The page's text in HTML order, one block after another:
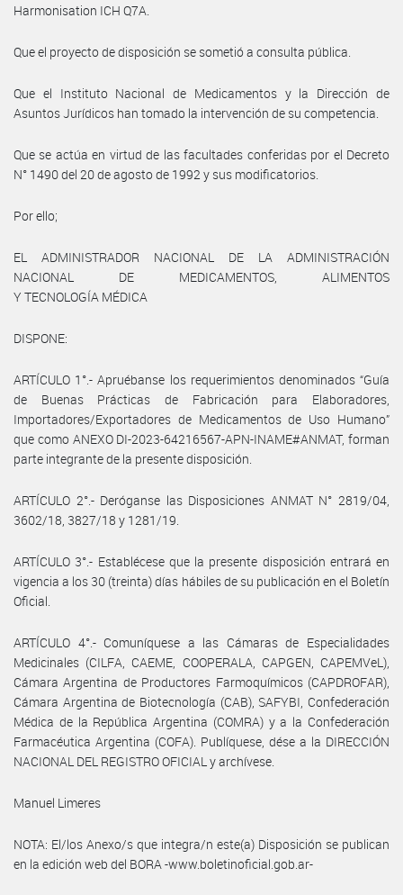
Harmonisation ICH Q7A.
Que el proyecto de disposición se sometió a consulta pública.
Que el Instituto Nacional de Medicamentos y la Dirección de
Asuntos Jurídicos han tomado la intervención de su competencia.
Que se actúa en virtud de las facultades conferidas por el Decreto
N° 1490 del 20 de agosto de 1992 y sus modificatorios.
Por ello;
EL ADMINISTRADOR NACIONAL DE LA ADMINISTRACIÓN
NACIONAL DE MEDICAMENTOS, ALIMENTOS
Y TECNOLOGÍA MÉDICA
DISPONE:
ARTÍCULO 1°.- Apruébanse los requerimientos denominados “Guía
de Buenas Prácticas de Fabricación para Elaboradores,
Importadores/Exportadores de Medicamentos de Uso Humano”
que como ANEXO DI-2023-64216567-APN-INAME#ANMAT, forman
parte integrante de la presente disposición.
ARTÍCULO 2°.- Deróganse las Disposiciones ANMAT N° 2819/04,
3602/18, 3827/18 y 1281/19.
ARTÍCULO 3°.- Establécese que la presente disposición entrará en
vigencia a los 30 (treinta) días hábiles de su publicación en el Boletín
Oficial.
ARTÍCULO 4°.- Comuníquese a las Cámaras de Especialidades
Medicinales (CILFA, CAEME, COOPERALA, CAPGEN, CAPEMVeL),
Cámara Argentina de Productores Farmoquímicos (CAPDROFAR),
Cámara Argentina de Biotecnología (CAB), SAFYBI, Confederación
Médica de la República Argentina (COMRA) y a la Confederación
Farmacéutica Argentina (COFA). Publíquese, dése a la DIRECCIÓN
NACIONAL DEL REGISTRO OFICIAL y archívese.
Manuel Limeres
NOTA: El/los Anexo/s que integra/n este(a) Disposición se publican
en la edición web del BORA -www.boletinoficial.gob.ar-